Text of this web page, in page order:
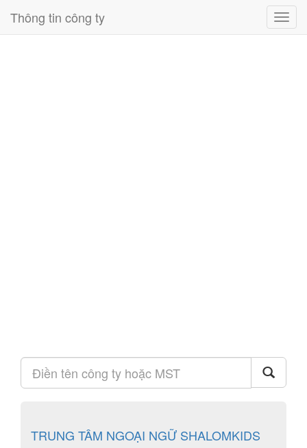
Thông tin công ty
TRUNG TÂM NGOẠI NGỮ SHALOMKIDS